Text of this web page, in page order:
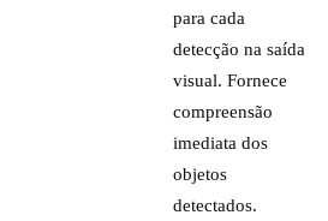
para cada
detecção na saída
visual. Fornece
compreensão
imediata dos
objetos
detectados.